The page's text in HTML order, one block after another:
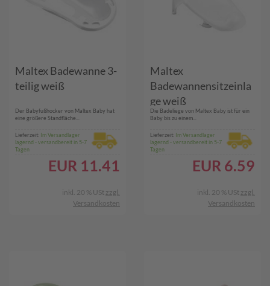
Maltex Badewanne 3-
teilig weiß
Der Babyfußhocker von Maltex Baby hat
eine größere Standfläche...
Lieferzeit: Im Versandlager
lagernd - versandbereit in 5-7
Tagen
EUR 11.41
inkl. 20 % USt zzgl.
Versandkosten
Maltex
Badewannensitzeinla
ge weiß
Die Badeliege von Maltex Baby ist für ein
Baby bis zu einem...
Lieferzeit: Im Versandlager
lagernd - versandbereit in 5-7
Tagen
EUR 6.59
inkl. 20 % USt zzgl.
Versandkosten